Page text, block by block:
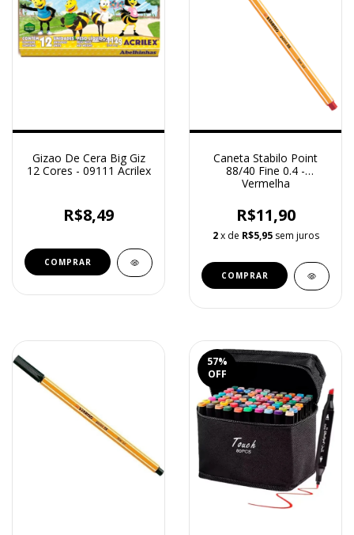
Gizao De Cera Big Giz
12 Cores - 09111 Acrilex
R$8,49
Caneta Stabilo Point
88/40 Fine 0.4 -
Vermelha
R$11,90
2 x de R$5,95 sem juros
57%
OFF